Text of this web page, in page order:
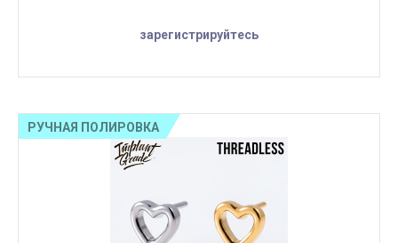
зарегистрируйтесь
РУЧНАЯ ПОЛИРОВКА